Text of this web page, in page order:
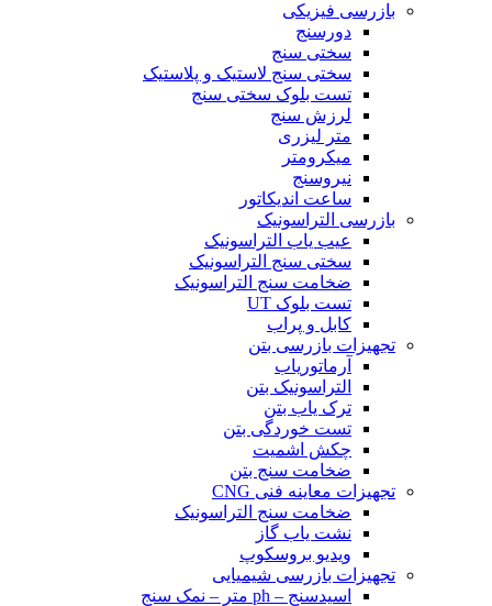
بازرسی فیزیکی
دورسنج
سختی سنج
سختی سنج لاستیک و پلاستیک
تست بلوک سختی سنج
لرزش سنج
متر لیزری
میکرومتر
نیروسنج
ساعت اندیکاتور
بازرسی التراسونیک
عیب یاب التراسونیک
سختی سنج التراسونیک
ضخامت سنج التراسونیک
تست بلوک UT
کابل و پراب
تجهیزات بازرسی بتن
آرماتوریاب
التراسونیک بتن
ترک یاب بتن
تست خوردگی بتن
چکش اشمیت
ضخامت سنج بتن
تجهیزات معاینه فنی CNG
ضخامت سنج التراسونیک
نشت یاب گاز
ویدیو بروسکوپ
تجهیزات بازرسی شیمیایی
اسیدسنج – ph متر – نمک سنج